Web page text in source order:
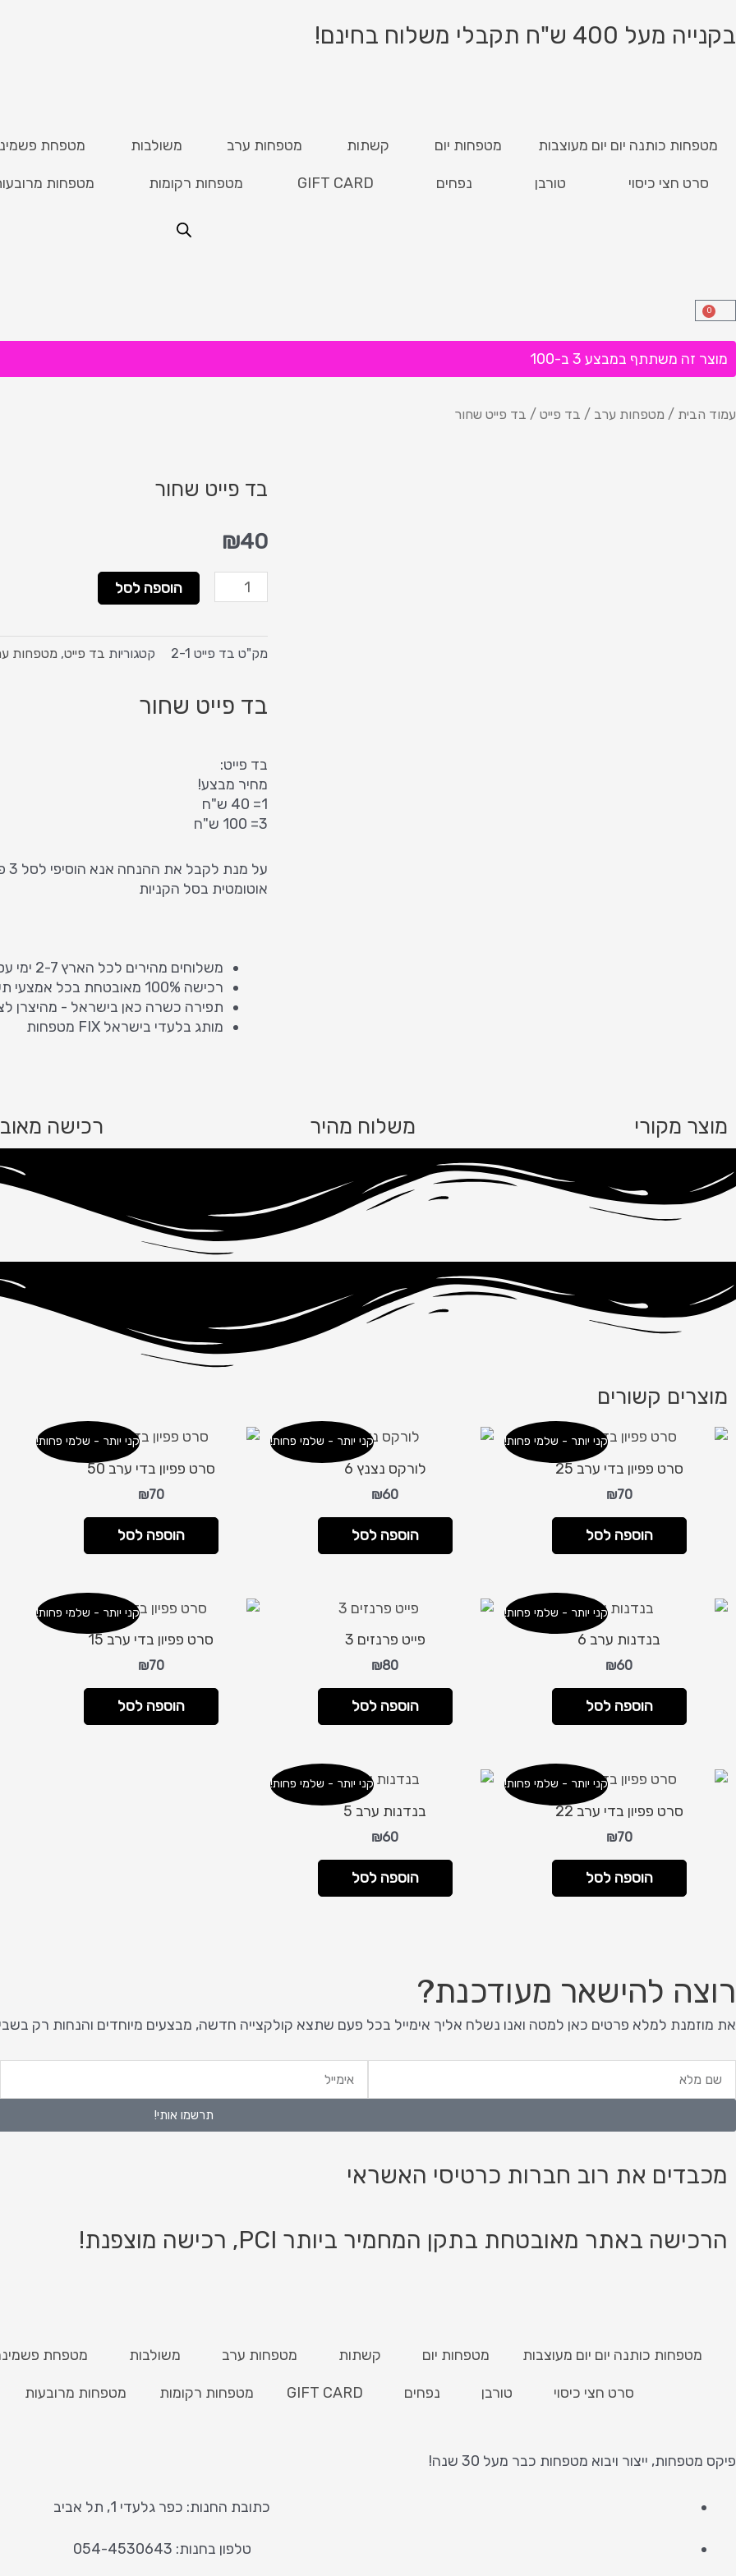
לתוכן
בקנייה מעל 400 ש"ח תקבלי משלוח בחינם!
מטפחות כותנה יום יום מעוצבות מטפחות יום קשתות מטפחות ערב משולבות מטפחת
סרט חצי כיסוי טורבן נפחים GIFT CARD מטפחות רקומות מטפחות
0
עגלת
מוצר זה משתתף במבצע 3 ב-100
עמוד הבית / מטפחות ערב / בד פייט / בד פייט שחור
בד פייט שחור
₪40
כמות
של
פייט
שחור
הוספה לסל
מק"ט בד פייט 2-1 קטגוריות בד פייט, מטפחות
בד פייט שחור
בד פייט:
מחיר מבצע!
1= 40 ש"ח
3= 100 ש"ח
אוטומטית בסל הקניות
משלוחים מהירים לכל הארץ 2-7 ימי עסקים
רכישה 100% מאובטחת בכל אמצעי תשלום
תפירה כשרה כאן בישראל - מהיצרן
מותג בלעדי בישראל FIX מטפחות
מוצר מקורי משלוח מהיר רכישה
מוצרים קשורים
קני יותר - שלמי פחות!
סרט פפיון בדי ערב 25
₪70
הוספה לסל
קני יותר - שלמי פחות!
לורקס נצנץ 6
₪60
הוספה לסל
קני יותר - שלמי פחות!
סרט פפיון בדי ערב 50
₪70
הוספה לסל
קני יותר - שלמי פחות!
בנדנות ערב 6
₪60
הוספה לסל
פייט פרנזים 3
₪80
הוספה לסל
קני יותר - שלמי פחות!
סרט פפיון בדי ערב 15
₪70
הוספה לסל
קני יותר - שלמי פחות!
סרט פפיון בדי ערב 22
₪70
הוספה לסל
קני יותר - שלמי פחות!
בנדנות ערב 5
₪60
הוספה לסל
רוצה להישאר מעודכנת?
את מוזמנת למלא פרטים כאן למטה ואנו נשלח אליך אימייל בכל פעם שתצא קולקצייה חדשה, מבצעים מיוחדים והנחות רק
מלא
תרשמו אותי!
מכבדים את רוב חברות כרטיסי האשראי
הרכישה באתר מאובטחת בתקן המחמיר ביותר PCI, רכישה מוצפנת!
מטפחות כותנה יום יום מעוצבות מטפחות יום קשתות מטפחות ערב משולבות מטפחת
סרט חצי כיסוי טורבן נפחים GIFT CARD מטפחות רקומות מטפחות מרובעות
פיקס מטפחות, ייצור ויבוא מטפחות כבר מעל 30 שנה!
כתובת החנות: כפר גלעדי 1, תל אביב
טלפון בחנות: 054-4530643